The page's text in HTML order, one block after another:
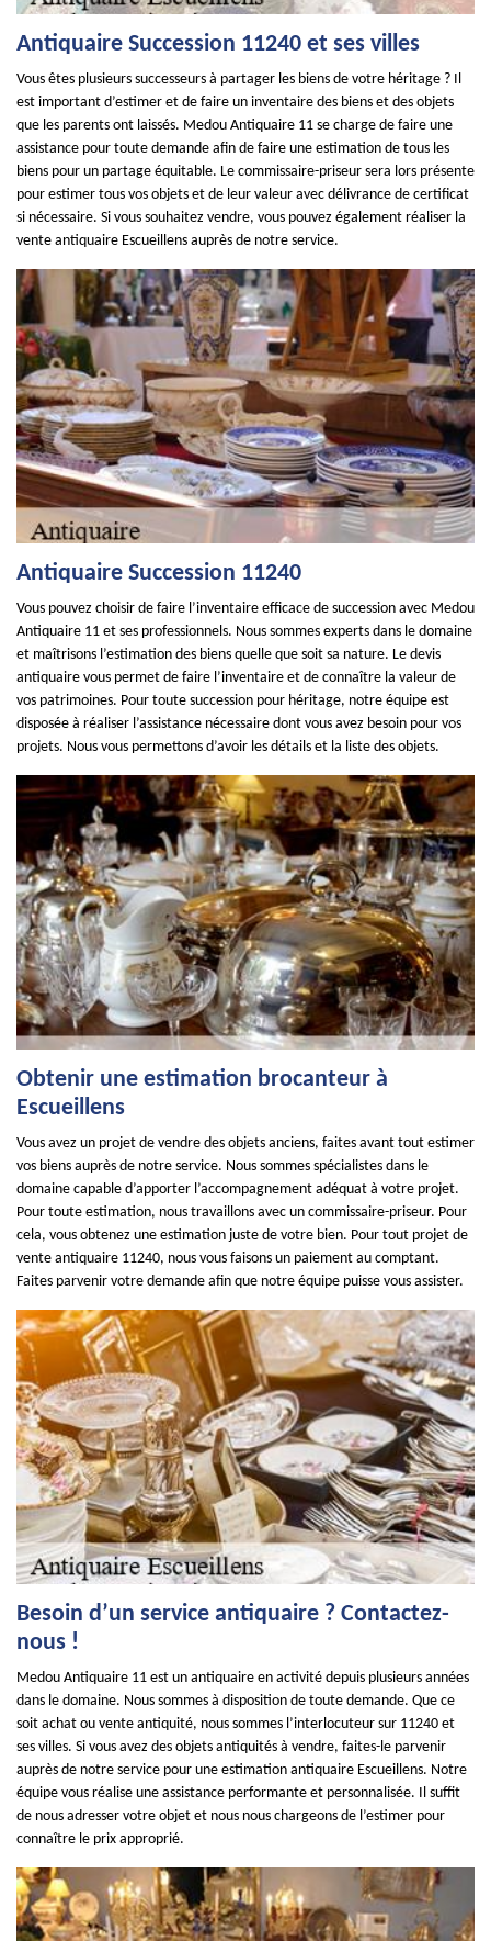
Antiquaire Succession 11240 et ses villes
Vous êtes plusieurs successeurs à partager les biens de votre héritage ? Il
est important d’estimer et de faire un inventaire des biens et des objets
que les parents ont laissés. Medou Antiquaire 11 se charge de faire une
assistance pour toute demande afin de faire une estimation de tous les
biens pour un partage équitable. Le commissaire-priseur sera lors présente
pour estimer tous vos objets et de leur valeur avec délivrance de certificat
si nécessaire. Si vous souhaitez vendre, vous pouvez également réaliser la
vente antiquaire Escueillens auprès de notre service.
Antiquaire Succession 11240
Vous pouvez choisir de faire l’inventaire efficace de succession avec Medou
Antiquaire 11 et ses professionnels. Nous sommes experts dans le domaine
et maîtrisons l’estimation des biens quelle que soit sa nature. Le devis
antiquaire vous permet de faire l’inventaire et de connaître la valeur de
vos patrimoines. Pour toute succession pour héritage, notre équipe est
disposée à réaliser l’assistance nécessaire dont vous avez besoin pour vos
projets. Nous vous permettons d’avoir les détails et la liste des objets.
Obtenir une estimation brocanteur à
Escueillens
Vous avez un projet de vendre des objets anciens, faites avant tout estimer
vos biens auprès de notre service. Nous sommes spécialistes dans le
domaine capable d’apporter l’accompagnement adéquat à votre projet.
Pour toute estimation, nous travaillons avec un commissaire-priseur. Pour
cela, vous obtenez une estimation juste de votre bien. Pour tout projet de
vente antiquaire 11240, nous vous faisons un paiement au comptant.
Faites parvenir votre demande afin que notre équipe puisse vous assister.
Besoin d’un service antiquaire ? Contactez-
nous !
Medou Antiquaire 11 est un antiquaire en activité depuis plusieurs années
dans le domaine. Nous sommes à disposition de toute demande. Que ce
soit achat ou vente antiquité, nous sommes l’interlocuteur sur 11240 et
ses villes. Si vous avez des objets antiquités à vendre, faites-le parvenir
auprès de notre service pour une estimation antiquaire Escueillens. Notre
équipe vous réalise une assistance performante et personnalisée. Il suffit
de nous adresser votre objet et nous nous chargeons de l’estimer pour
connaître le prix approprié.